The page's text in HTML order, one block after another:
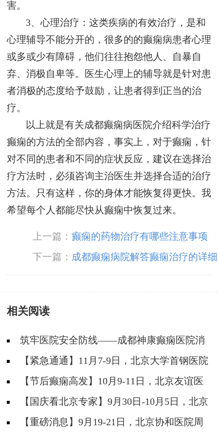
害。
3、心理治疗：这类疾病的有效治疗，是和
心理辅导不能分开的，很多的的癫痫病患者心理
或多或少有障碍，他们往往抱怨他人、自暴自
弃、消极自卑等。医生心理上的辅导就是针对患
者消极的态度给予鼓励，让患者得到正当的治
疗。
以上就是有关成都癫痫病医院介绍科学治疗
癫痫的方法的全部内容，事实上，对于癫痫，针
对不同的患者和不同的症状反应，建议在选择治
疗方法时，必须咨询主治医生并选择合适的治疗
方法。只有这样，你的身体才能恢复得更快。我
希望每个人都能尽快从癫痫中恢复过来。
上一篇：癫痫的药物治疗有哪些注意事项
下一篇： 成都癫痫病院解答癫痫治疗的详细
费用
相关阅读
筑牢医院安全防线——成都神康癫痫医院消
防安全培训纪实
【紧急通通】11月7-9日，北京大学首钢医院
神经内科胡颖教授亲临成都会诊，破解癫痫疑难
【节后癫痫高发】10月9-11日，北京友谊医
院陈葵博士免费会诊+治疗援助，破解癫痫难
题！
【国庆看北京专家】9月30日-10月5日，北京
天坛&首钢医院两大专家蓉城亲诊+癫痫大额救
【重磅消息】9月19-21日，北京协和医院周